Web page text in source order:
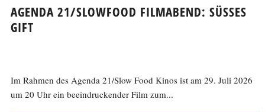
AGENDA 21/SLOWFOOD FILMABEND: SÜSSES G
IFT
Im Rahmen des Agenda 21/Slow Food Kinos ist am 29. Juli 2026
um 20 Uhr ein beeindruckender Film zum...